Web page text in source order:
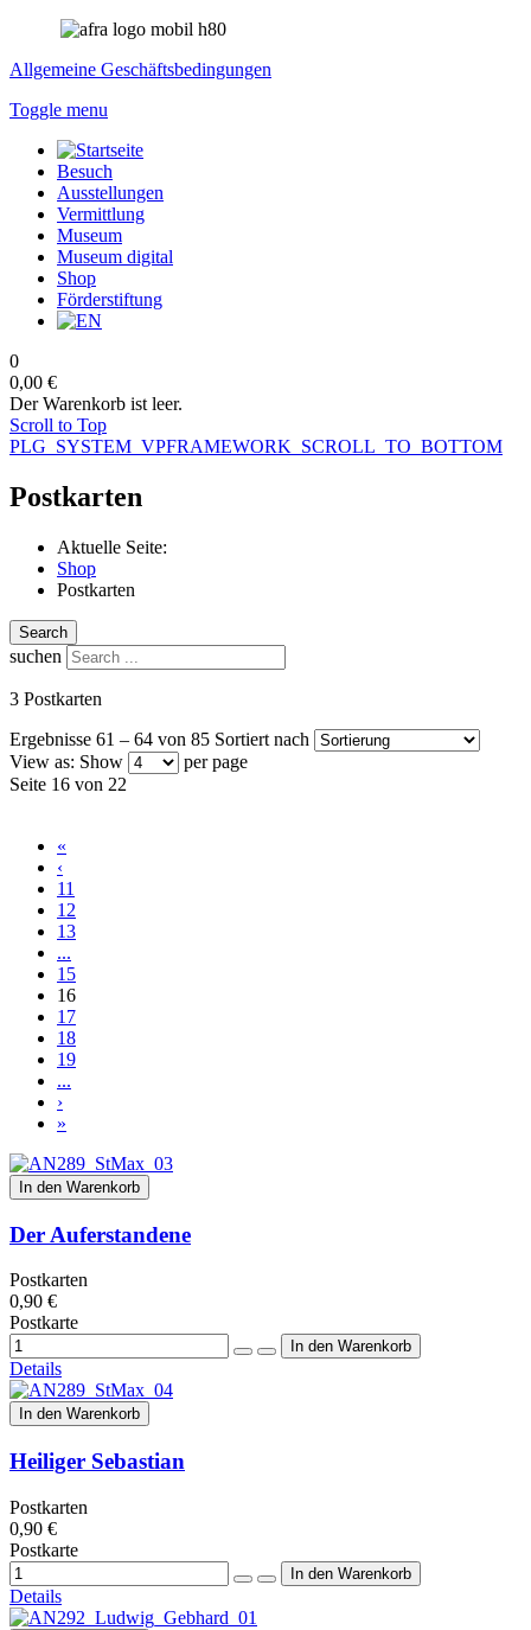
Allgemeine Geschäftsbedingungen
Toggle menu
Besuch
Ausstellungen
Vermittlung
Museum
Museum digital
Shop
Förderstiftung
0
0,00 €
Der Warenkorb ist leer.
Scroll to Top
PLG_SYSTEM_VPFRAMEWORK_SCROLL_TO_BOTTOM
Postkarten
Aktuelle Seite:
Shop
Postkarten
Search
suchen
3 Postkarten
Ergebnisse 61 – 64 von 85 Sortiert nach
View as: Show
per page
Seite 16 von 22
«
‹
11
12
13
...
15
16
17
18
19
...
›
»
In den Warenkorb
Der Auferstandene
Postkarten
0,90 €
Postkarte
Details
In den Warenkorb
Heiliger Sebastian
Postkarten
0,90 €
Postkarte
Details